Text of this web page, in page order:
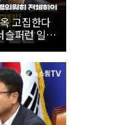
고집한다
퍼런 일갈
상화 특별